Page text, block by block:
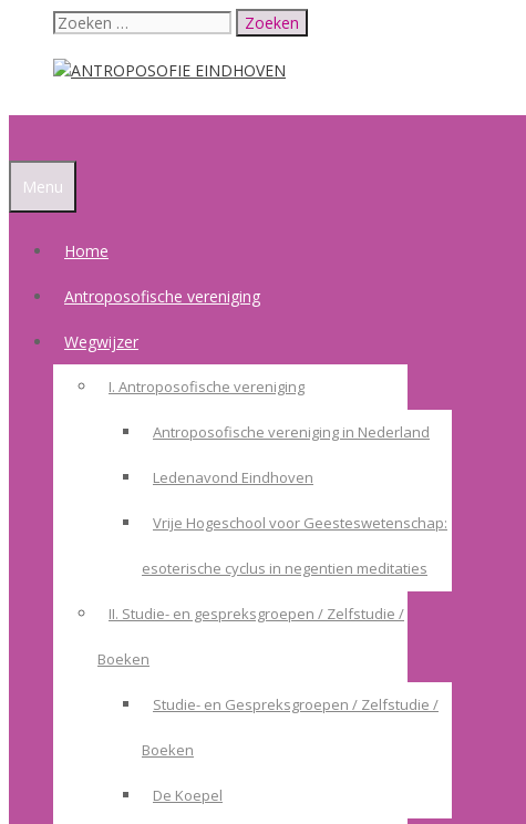
Zoek
Menu
Home
Antroposofische vereniging
Wegwijzer
I. Antroposofische vereniging
Antroposofische vereniging in Nederland
Ledenavond Eindhoven
Vrije Hogeschool voor Geesteswetenschap:
esoterische cyclus in negentien meditaties
II. Studie- en gespreksgroepen / Zelfstudie /
Boeken
Studie- en Gespreksgroepen / Zelfstudie /
Boeken
De Koepel